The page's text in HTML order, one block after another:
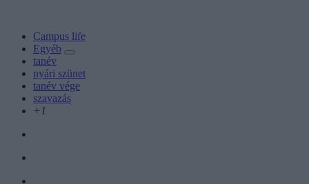
Campus life
Egyéb
tanév
nyári szünet
tanév vége
szavazás
+1